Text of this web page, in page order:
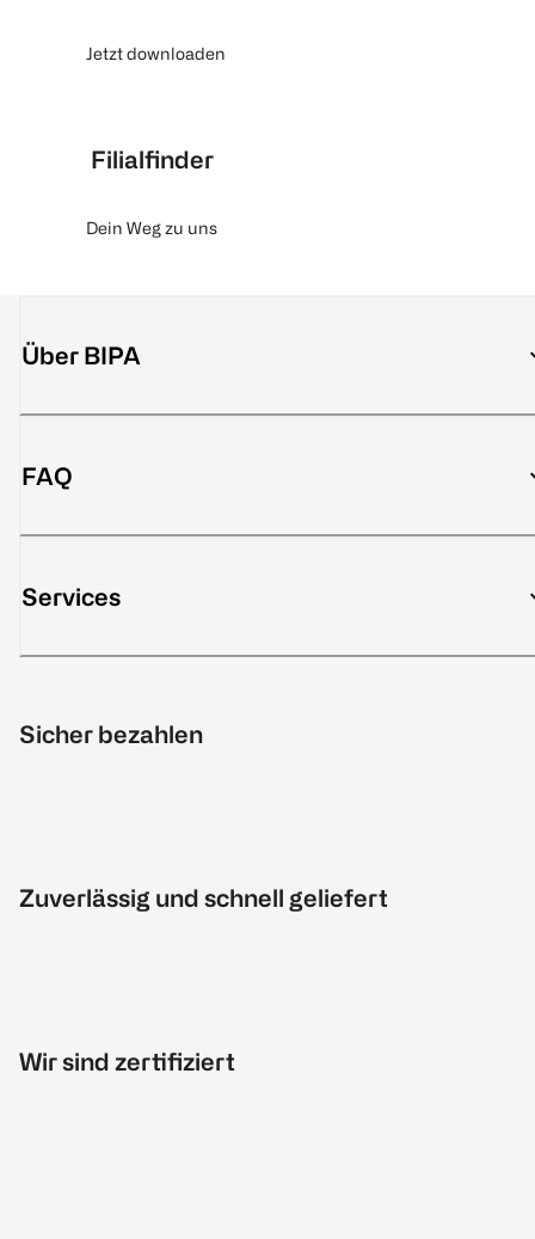
Jetzt downloaden
Filialfinder
Dein Weg zu uns
Über BIPA
FAQ
Services
Sicher bezahlen
Zuverlässig und schnell geliefert
Wir sind zertifiziert